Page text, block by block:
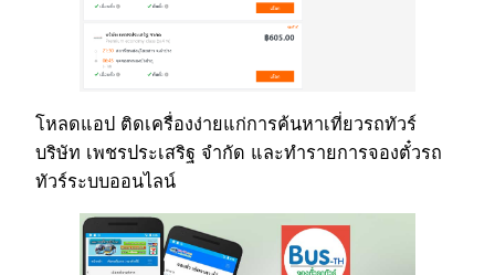
โหลดแอป ติดเครื่องง่ายแก่การค้นหาเที่ยวรถทัวร์
บริษัท เพชรประเสริฐ จำกัด และทำรายการจองตั๋วรถ
ทัวร์ระบบออนไลน์